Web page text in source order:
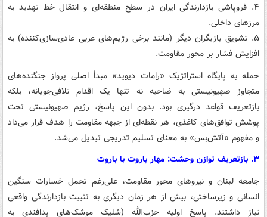
۴. فروپاشی بازدارندگی ایران در سطح منطقه‌ای و انتقال خط تهدید به
مرزهای داخلی.
۵. تشویق بازیگران دیگر (مانند برخی رژیم‌های عربی عادی‌سازی‌کننده) به
افزایش فشار بر محور مقاومت.
حمله به پایگاه استراتژیک «رامات دیوید» مبدأ اصلی پرواز جنگنده‌های
متجاوز صهیونیستی به ضاحیه نه تنها یک اقدام تلافی‌جویانه، بلکه
بازتعریف قواعد درگیری بود. بدون این پاسخ، رژیم صهیونیستی تحت
پوشش توافق‌های کاغذی، هر نقطه‌ای از جبهه مقاومت را هدف قرار می‌داد
و مفهوم «آتش‌بس» به معنای تسلیم تدریجی تبدیل می‌شد.
۳. بازتعریف توازن وحشت: مهار باروت با باروت
جامعه لبنان و نیروهای محور مقاومت، علی‌رغم تحمل خسارات سنگین
انسانی و زیرساختی، بیش از هر زمان دیگری به تثبیت بازدارندگی واقعی
نیاز داشتند. پاسخ اولیه حزب‌الله (شلیک موشک‌های پدافندی به